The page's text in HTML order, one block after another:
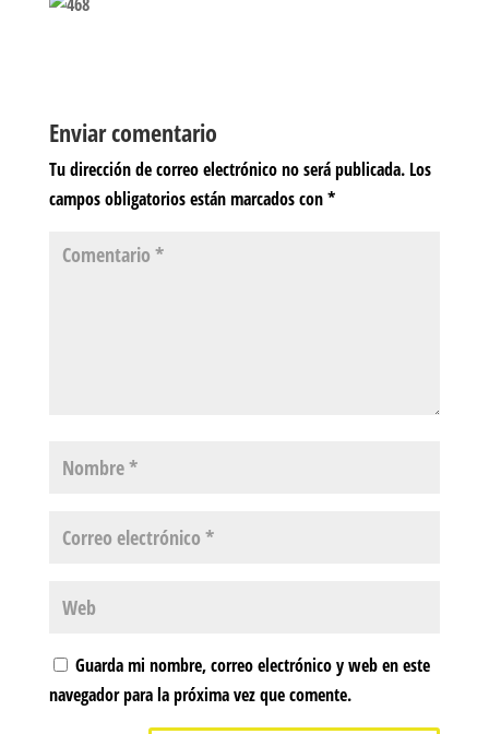
Enviar comentario
Tu dirección de correo electrónico no será publicada. Los
campos obligatorios están marcados con*
Guarda mi nombre, correo electrónico y web en este
navegador para la próxima vez que comente.